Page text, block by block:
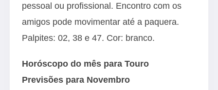
pessoal ou profissional. Encontro com os
amigos pode movimentar até a paquera.
Palpites: 02, 38 e 47. Cor: branco.
Horóscopo do mês para Touro
Previsões para Novembro